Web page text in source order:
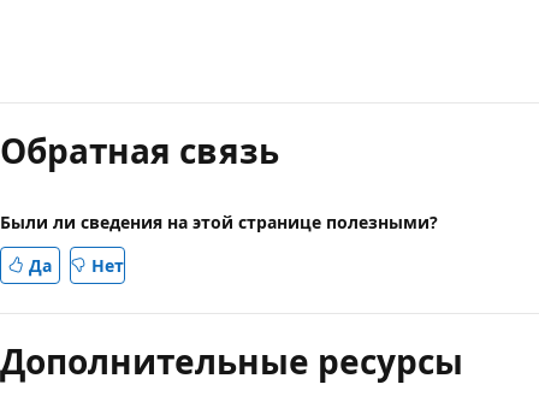
Обратная связь
Были ли сведения на этой странице полезными?
Да
Нет
Дополнительные ресурсы